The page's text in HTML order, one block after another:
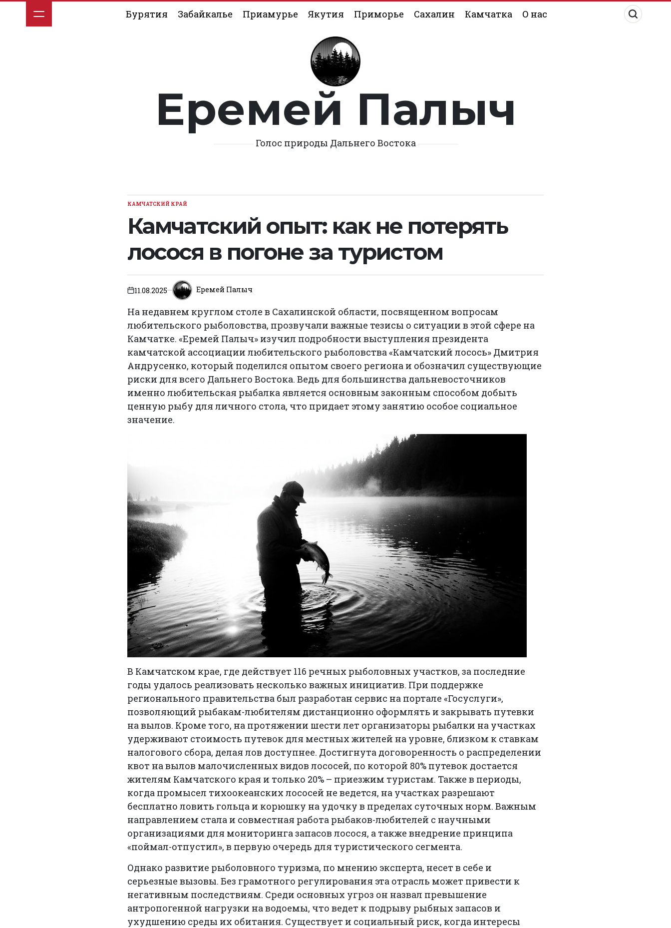
Бурятия Забайкалье Приамурье Якутия Приморье Сахалин Камчатка О нас
Еремей Палыч
Голос природы Дальнего Востока
ОПУБЛИКОВАНО
КАМЧАТСКИЙ КРАЙ
Камчатский опыт: как не потерять
лосося в погоне за туристом
on11.08.2025 Еремей Палыч
На недавнем круглом столе в Сахалинской области, посвященном вопросам
любительского рыболовства, прозвучали важные тезисы о ситуации в этой сфере на
Камчатке. «Еремей Палыч» изучил подробности выступления президента
камчатской ассоциации любительского рыболовства «Камчатский лосось» Дмитрия
Андрусенко, который поделился опытом своего региона и обозначил существующие
риски для всего Дальнего Востока. Ведь для большинства дальневосточников
именно любительская рыбалка является основным законным способом добыть
ценную рыбу для личного стола, что придает этому занятию особое социальное
значение.
В Камчатском крае, где действует 116 речных рыболовных участков, за последние
годы удалось реализовать несколько важных инициатив. При поддержке
регионального правительства был разработан сервис на портале «Госуслуги»,
позволяющий рыбакам-любителям дистанционно оформлять и закрывать путевки
на вылов. Кроме того, на протяжении шести лет организаторы рыбалки на участках
удерживают стоимость путевок для местных жителей на уровне, близком к ставкам
налогового сбора, делая лов доступнее. Достигнута договоренность о распределении
квот на вылов малочисленных видов лососей, по которой 80% путевок достается
жителям Камчатского края и только 20% – приезжим туристам. Также в периоды,
когда промысел тихоокеанских лососей не ведется, на участках разрешают
бесплатно ловить гольца и корюшку на удочку в пределах суточных норм. Важным
направлением стала и совместная работа рыбаков-любителей с научными
организациями для мониторинга запасов лосося, а также внедрение принципа
«поймал-отпустил», в первую очередь для туристического сегмента.
Однако развитие рыболовного туризма, по мнению эксперта, несет в себе и
серьезные вызовы. Без грамотного регулирования эта отрасль может привести к
негативным последствиям. Среди основных угроз он назвал превышение
антропогенной нагрузки на водоемы, что ведет к подрыву рыбных запасов и
ухудшению среды их обитания. Существует и социальный риск, когда интересы